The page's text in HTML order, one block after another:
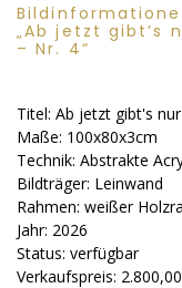
„Ab jetzt gibt’s
– Nr. 4“
Titel: Ab jetzt gibt's
Maße: 100x80x3cm
Technik: Abstrakte
Bildträger: Leinwand
Rahmen: weißer
Jahr: 2026
Status: verfügbar
Verkaufspreis: